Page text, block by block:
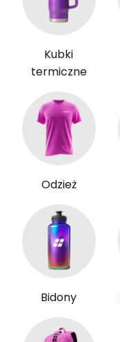
Kubki
termiczne
Odzież
Bidony